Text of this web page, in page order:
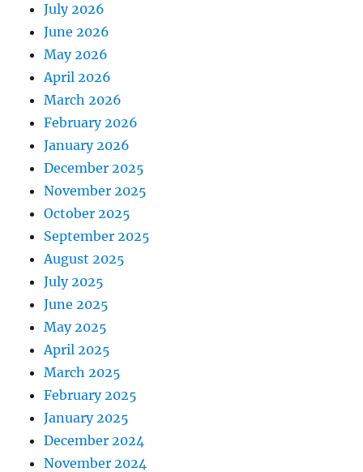
July 2026
June 2026
May 2026
April 2026
March 2026
February 2026
January 2026
December 2025
November 2025
October 2025
September 2025
August 2025
July 2025
June 2025
May 2025
April 2025
March 2025
February 2025
January 2025
December 2024
November 2024